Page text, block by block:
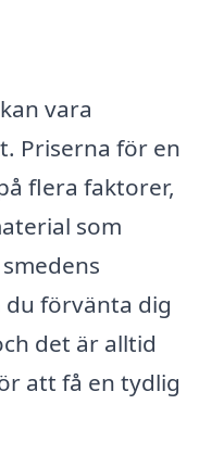
vara
Priserna för en
flera faktorer,
som
förvänta dig
det är alltid
att få en tydlig